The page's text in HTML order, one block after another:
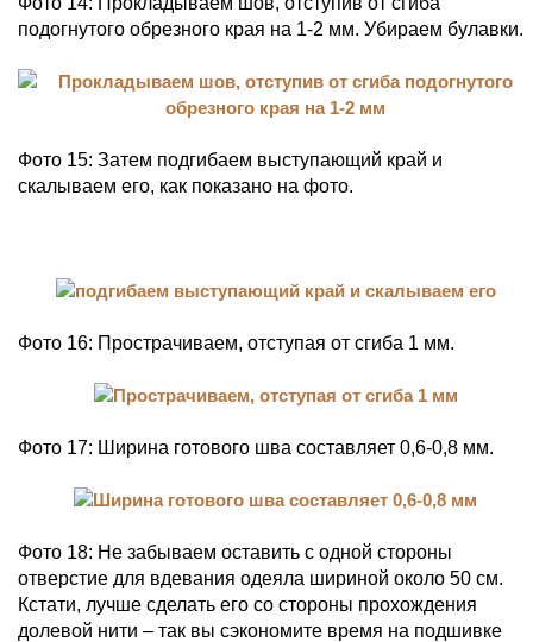
подогнутого обрезного края на 1-2 мм. Убираем булавки.
Фото 15: Затем подгибаем выступающий край и
скалываем его, как показано на фото.
Фото 16: Прострачиваем, отступая от сгиба 1 мм.
Фото 17: Ширина готового шва составляет 0,6-0,8 мм.
Фото 18: Не забываем оставить с одной стороны
отверстие для вдевания одеяла шириной около 50 см.
Кстати, лучше сделать его со стороны прохождения
долевой нити – так вы сэкономите время на подшивке